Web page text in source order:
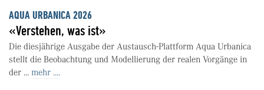
AQUA URBANICA 2026
«Verstehen, was ist»
Die diesjährige Ausgabe der Austausch-Plattform Aqua Urbanica
stellt die Beobachtung und Modellierung der realen Vorgänge in
der ... mehr ....